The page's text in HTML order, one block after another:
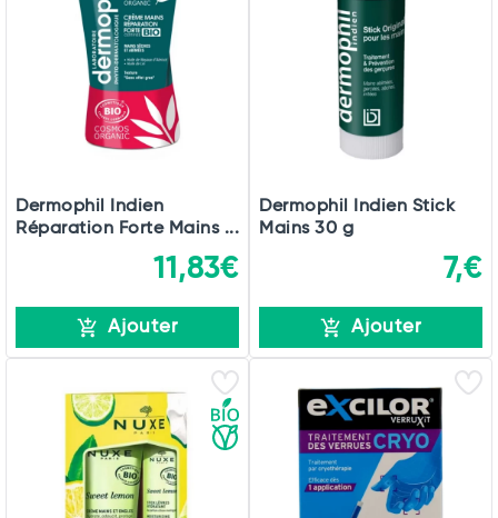
Dermophil Indien
Réparation Forte Mains ...
11,83€
Ajouter
Dermophil Indien Stick
Mains 30 g
7,€
Ajouter